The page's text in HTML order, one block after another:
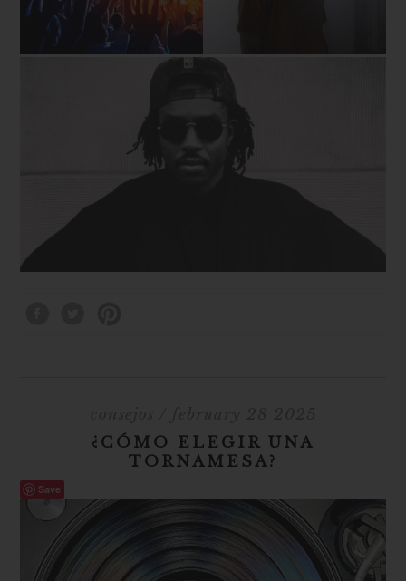
¿CÓMO ELEGIR UNA
TORNAMESA?
Save